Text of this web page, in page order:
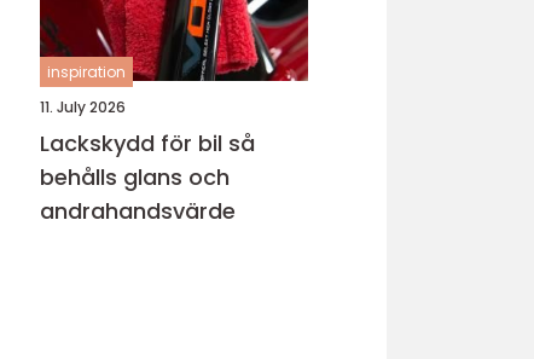
inspiration
11. July 2026
Lackskydd för bil så
behålls glans och
andrahandsvärde